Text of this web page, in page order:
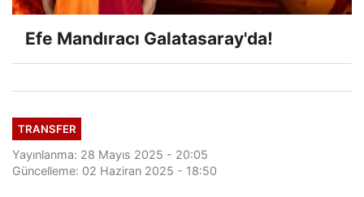
Efe Mandıracı Galatasaray'da!
TRANSFER
Yayınlanma: 28 Mayıs 2025 - 20:05
Güncelleme: 02 Haziran 2025 - 18:50